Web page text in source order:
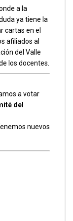
a la
ya tiene la
cartas en el
afiliados al
del Valle
los docentes.
a votar
del
nuevos